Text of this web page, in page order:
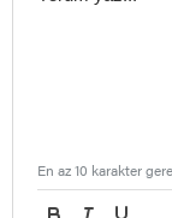
En az 10 karakter